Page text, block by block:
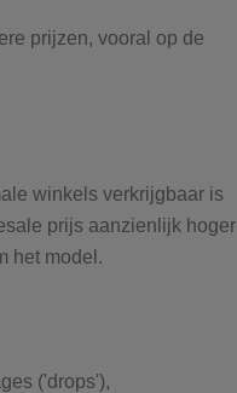
prijzen, vooral op de
winkels verkrijgbaar is
prijs aanzienlijk hoger
het model.
('drops'),